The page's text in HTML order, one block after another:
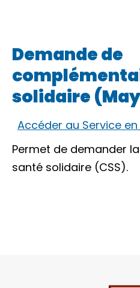
Demande de
solidaire
Accéder au Service
Permet de demander
santé solidaire (CSS).